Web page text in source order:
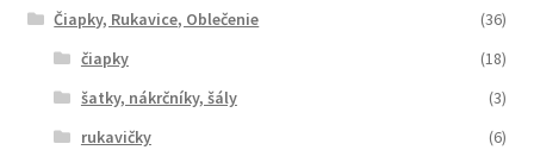
Čiapky, Rukavice, Oblečenie
(36)
čiapky
(18)
šatky, nákrčníky, šály
(3)
rukavičky
(6)